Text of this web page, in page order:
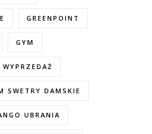
GREENPOINT
GYM
SWETRY DAMSKIE
UBRANIA